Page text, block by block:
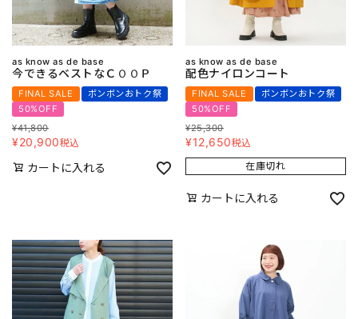
as know as de base
今できるベストなＣＯＯＰ
FINAL SALE
ボンボンおトク祭
50%OFF
¥41,800
¥20,900税込
カートに入れる
as know as de base
配色ナイロンコート
FINAL SALE
ボンボンおトク祭
50%OFF
¥25,300
¥12,650税込
在庫切れ
カートに入れる